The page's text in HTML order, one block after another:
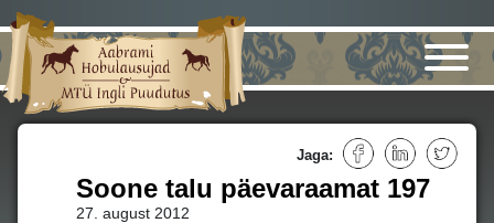
Soone talu päevaraamat 197
27. august 2012
Jaga: